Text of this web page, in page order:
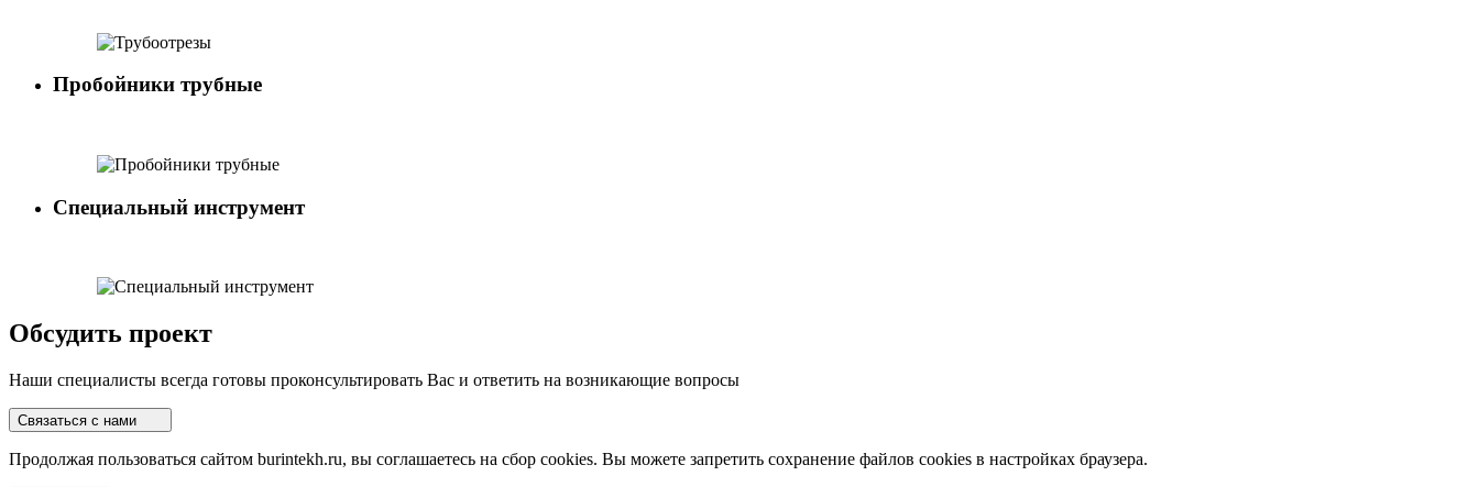
Пробойники трубные
Специальный инструмент
Обсудить проект
Наши специалисты всегда готовы проконсультировать Вас и ответить на возникающие вопросы
Связаться с нами
Продолжая пользоваться сайтом burintekh.ru, вы соглашаетесь на сбор cookies. Вы можете запретить сохранение файлов cookies в настройках браузера.